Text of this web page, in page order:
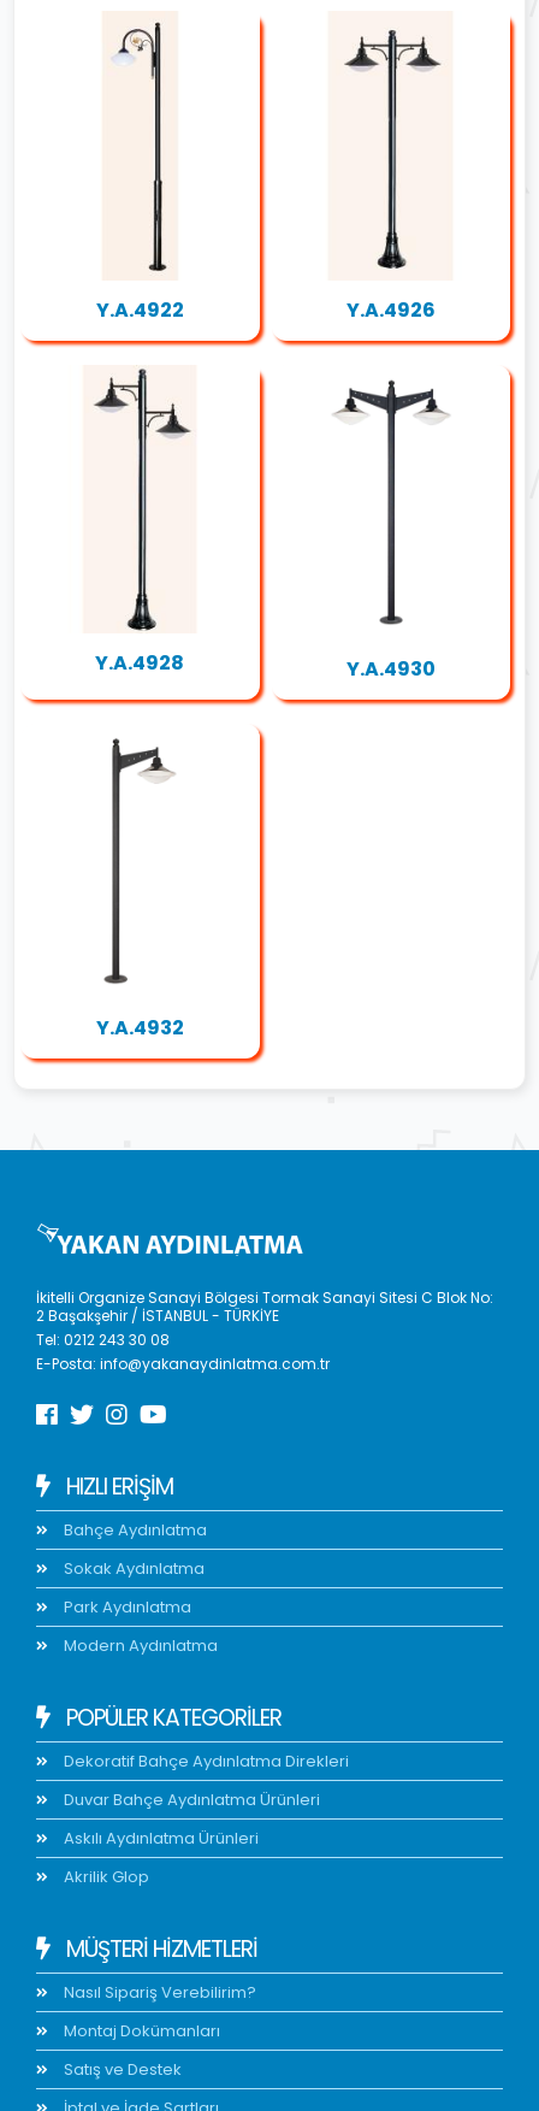
Y.A.4922 Y.A.4926
Y.A.4928 Y.A.4930
Y.A.4932
İkitelli Organize Sanayi Bölgesi Tormak Sanayi Sitesi C Blok No:
2 Başakşehir / İSTANBUL - TÜRKİYE
Tel:0212 243 30 08
E-Posta:info@yakanaydinlatma.com.tr
HIZLI ERIŞIM
Bahçe Aydınlatma
Sokak Aydınlatma
Park Aydınlatma
Modern Aydınlatma
POPÜLER KATEGORİLER
Dekoratif Bahçe Aydınlatma Direkleri
Duvar Bahçe Aydınlatma Ürünleri
Askılı Aydınlatma Ürünleri
Akrilik Glop
MÜŞTERİ HİZMETLERİ
Nasıl Sipariş Verebilirim?
Montaj Dokümanları
Satış ve Destek